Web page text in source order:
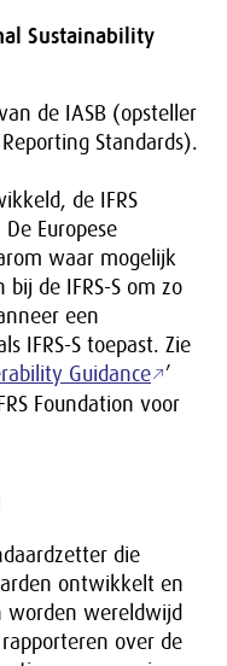
Sustainability
de IASB (opsteller
Standards).
de IFRS
Europese
waar mogelijk
de IFRS-S om zo
een
IFRS-S toepast. Zie
Guidance ’
Foundation voor
die
ontwikkelt en
worden wereldwijd
over de